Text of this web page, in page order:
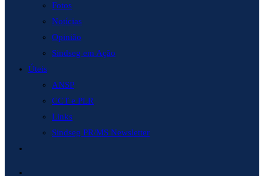
Fotos
Notícias
Opinião
Sindseg em Ação
Úteis
ANSP
CCT e PLR
Links
Sindseg PR/MS Newsletter